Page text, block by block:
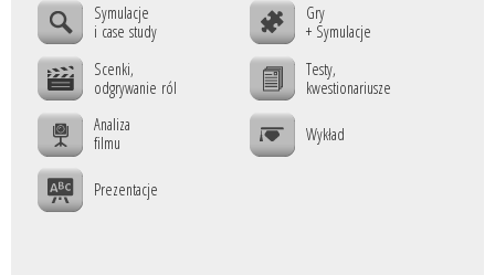
Symulacje
i case study
Gry
+ Symulacje
Scenki,
odgrywanie ról
Testy,
kwestionariusze
Analiza
filmu
Wykład
Prezentacje